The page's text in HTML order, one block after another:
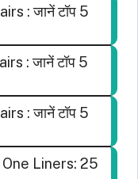
: जानें टॉप 5
: जानें टॉप 5
: जानें टॉप 5
Liners: 25